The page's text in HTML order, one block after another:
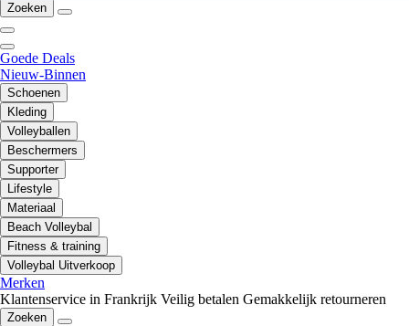
Zoeken
Goede Deals
Nieuw-Binnen
Schoenen
Kleding
Volleyballen
Beschermers
Supporter
Lifestyle
Materiaal
Beach Volleybal
Fitness & training
Volleybal Uitverkoop
Merken
Klantenservice in Frankrijk Veilig betalen Gemakkelijk retourneren
Zoeken